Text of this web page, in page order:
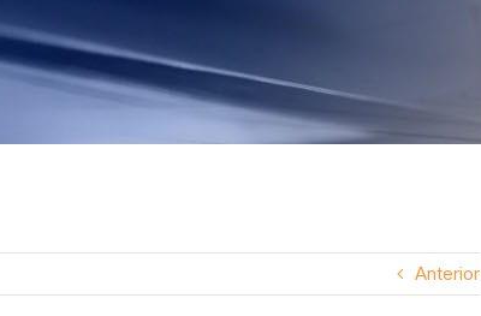
Anterior